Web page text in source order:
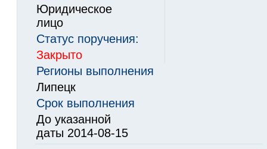
Юридическое
лицо
Статус поручения:
Закрыто
Регионы выполнения
Липецк
Срок выполнения
До указанной
даты 2014-08-15